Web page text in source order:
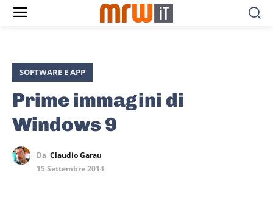
SOFTWARE E APP
Prime immagini di
Windows 9
Da Claudio Garau
15 Settembre 2014